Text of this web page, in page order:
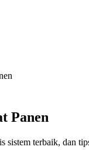
Panen
terbaik, dan